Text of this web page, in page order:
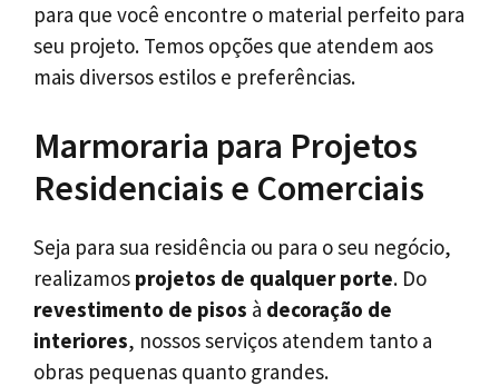
para que você encontre o material perfeito para
seu projeto. Temos opções que atendem aos
mais diversos estilos e preferências.
Marmoraria para Projetos
Residenciais e Comerciais
Seja para sua residência ou para o seu negócio,
realizamos projetos de qualquer porte. Do
revestimento de pisos à decoração de
interiores, nossos serviços atendem tanto a
obras pequenas quanto grandes.